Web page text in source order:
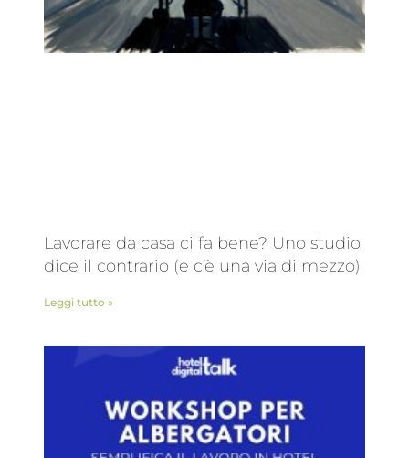
Lavorare da casa ci fa bene? Uno studio
dice il contrario (e c’è una via di mezzo)
Leggi tutto »